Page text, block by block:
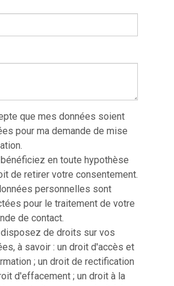
que mes données soient
pour ma demande de mise
en toute hypothèse
de retirer votre consentement.
personnelles sont
pour le traitement de votre
de contact.
de droits sur vos
à savoir : un droit d'accès et
; un droit de rectification
d'effacement ; un droit à la